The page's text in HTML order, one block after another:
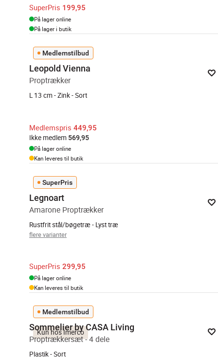
SuperPris 199,95
På lager online
På lager i butik
Medlemstilbud
Leopold Vienna
Proptrækker
L 13 cm - Zink - Sort
Medlemspris 449,95
Ikke medlem 569,95
På lager online
Kan leveres til butik
SuperPris
Legnoart
Amarone Proptrækker
Rustfrit stål/bøgetræ - Lyst træ
flere varianter
SuperPris 299,95
På lager online
Kan leveres til butik
Kun hos Imerco
Medlemstilbud
Sommelier by CASA Living
Proptrækkersæt - 4 dele
Plastik - Sort